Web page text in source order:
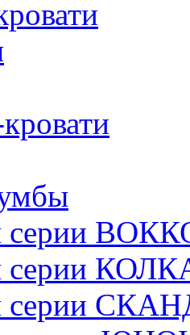
серии
серии
серии